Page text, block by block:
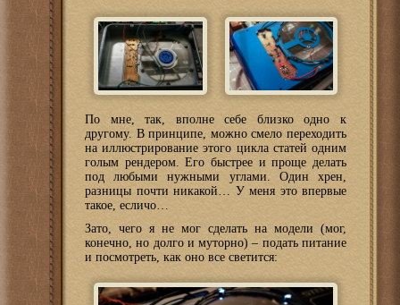
По мне, так, вполне себе близко одно к
другому. В принципе, можно смело переходить
на иллюстрирование этого цикла статей одним
голым рендером. Его быстрее и проще делать
под любыми нужными углами. Один хрен,
разницы почти никакой… У меня это впервые
такое, есличо…
Зато, чего я не мог сделать на модели (мог,
конечно, но долго и муторно) – подать питание
и посмотреть, как оно все светится: